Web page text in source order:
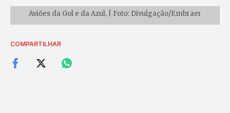
Aviões da Gol e da Azul. | Foto: Divulgação/Embraer
COMPARTILHAR